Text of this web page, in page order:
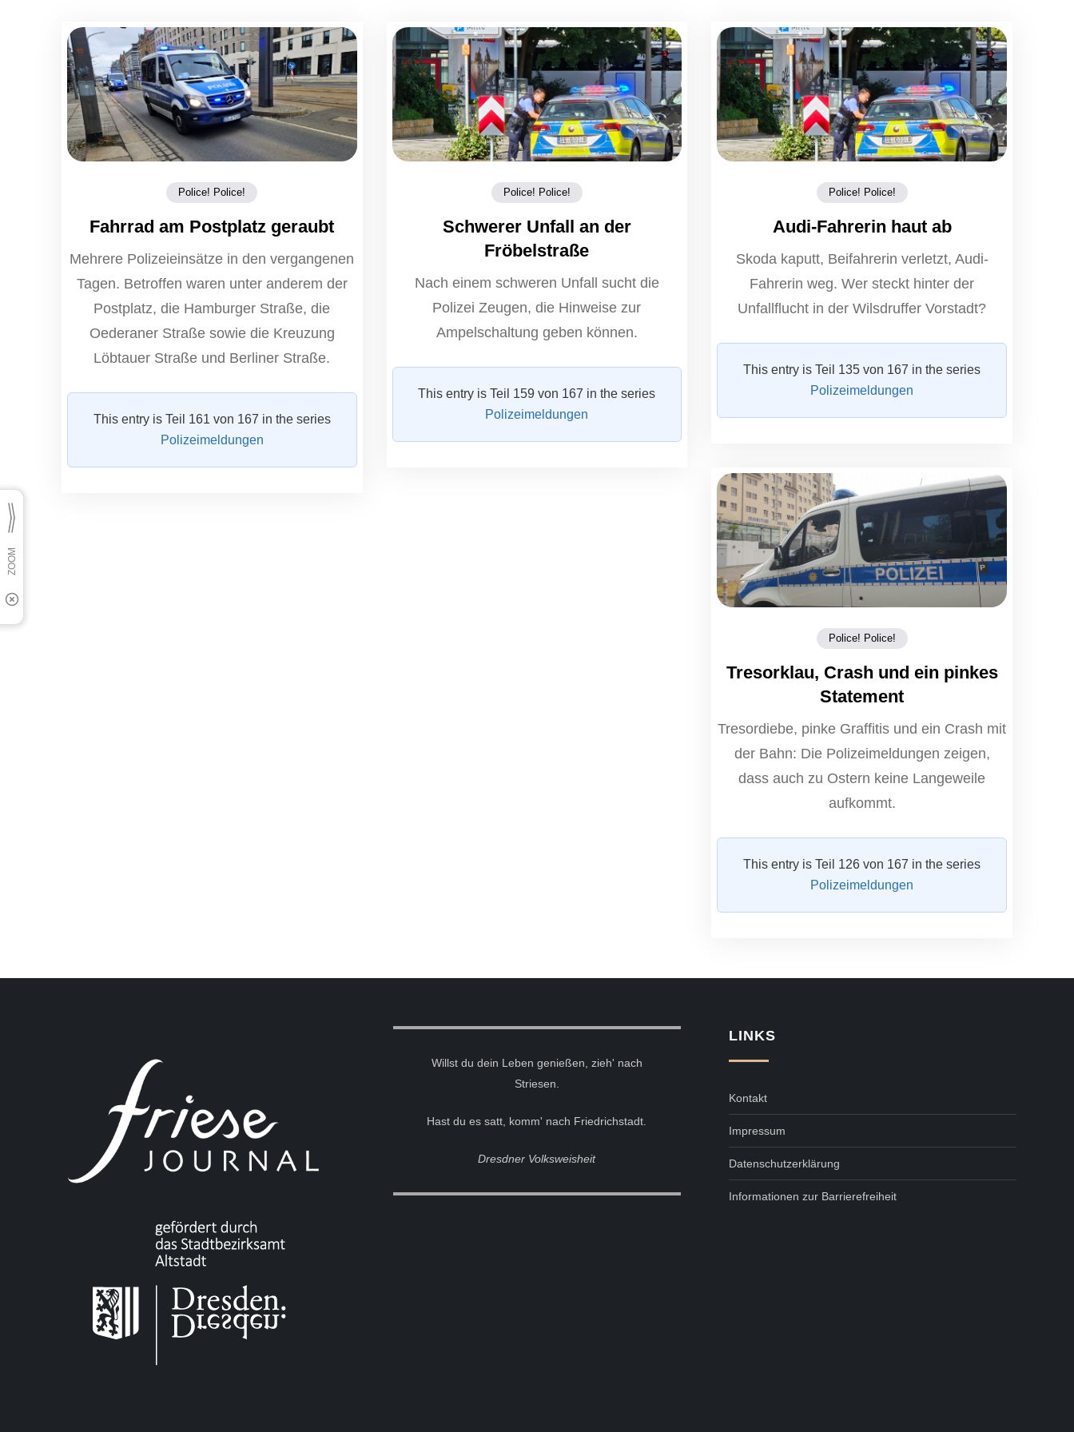
Police! Police!
Fahrrad am Postplatz geraubt
Mehrere Polizeieinsätze in den vergangenen
Tagen. Betroffen waren unter anderem der
Postplatz, die Hamburger Straße, die
Oederaner Straße sowie die Kreuzung
Löbtauer Straße und Berliner Straße.
This entry is Teil 161 von 167 in the series
Polizeimeldungen
Police! Police!
Schwerer Unfall an der
Fröbelstraße
Nach einem schweren Unfall sucht die
Polizei Zeugen, die Hinweise zur
Ampelschaltung geben können.
This entry is Teil 159 von 167 in the series
Polizeimeldungen
Police! Police!
Audi-Fahrerin haut ab
Skoda kaputt, Beifahrerin verletzt, Audi-
Fahrerin weg. Wer steckt hinter der
Unfallflucht in der Wilsdruffer Vorstadt?
This entry is Teil 135 von 167 in the series
Polizeimeldungen
Police! Police!
Tresorklau, Crash und ein pinkes
Statement
Tresordiebe, pinke Graffitis und ein Crash mit
der Bahn: Die Polizeimeldungen zeigen,
dass auch zu Ostern keine Langeweile
aufkommt.
This entry is Teil 126 von 167 in the series
Polizeimeldungen
Willst du dein Leben genießen, zieh' nach
Striesen.
Hast du es satt, komm' nach Friedrichstadt.
Dresdner Volksweisheit
LINKS
Kontakt
Impressum
Datenschutzerklärung
Informationen zur Barrierefreiheit